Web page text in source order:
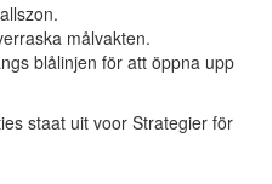
målvakten.
blålinjen för att öppna upp
staat uit voor Strategier för